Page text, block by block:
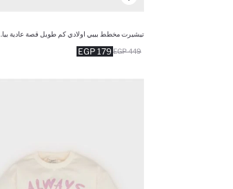
179 EGP 449 EGP